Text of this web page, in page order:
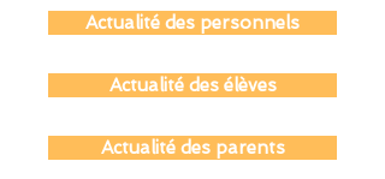
Actualité des opérateurs
Actualité des personnels
Actualité des élèves